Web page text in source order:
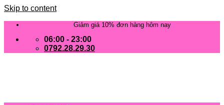
Skip to content
Giảm giá 10% đơn hàng hôm nay
06:00 - 23:00
0792.28.29.30